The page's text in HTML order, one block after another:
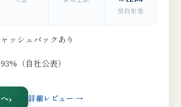
契約形態
ッシュバックあり
（自社公表）
詳細レビュー →